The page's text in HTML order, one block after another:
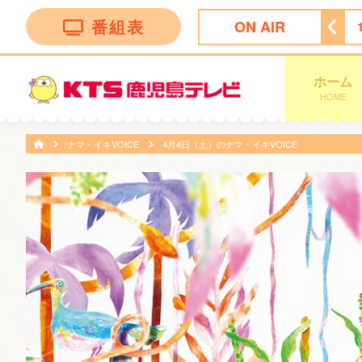
番組表 ON AIR
イニング 15:45 Ｌｉｖｅ Ｎｅｗｓ イット！第１部
ホーム
HOME
ナマ・イキVOICE 4月4日（土）のナマ・イキVOICE